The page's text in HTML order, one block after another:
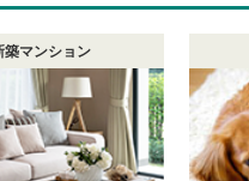
築マンション